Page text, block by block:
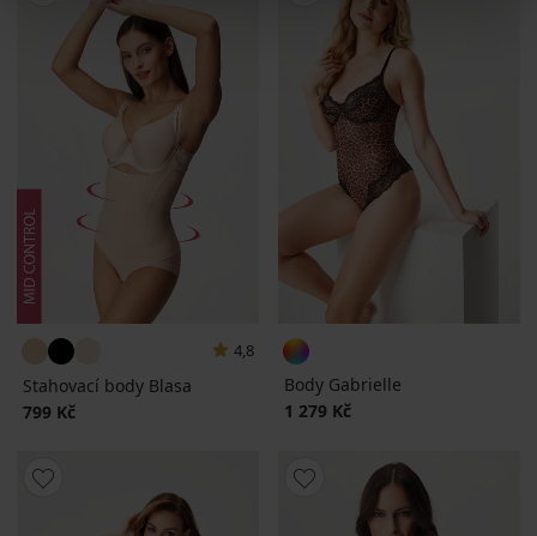
4,8
Stahovací body Blasa
799 Kč
Body Gabrielle
1 279 Kč